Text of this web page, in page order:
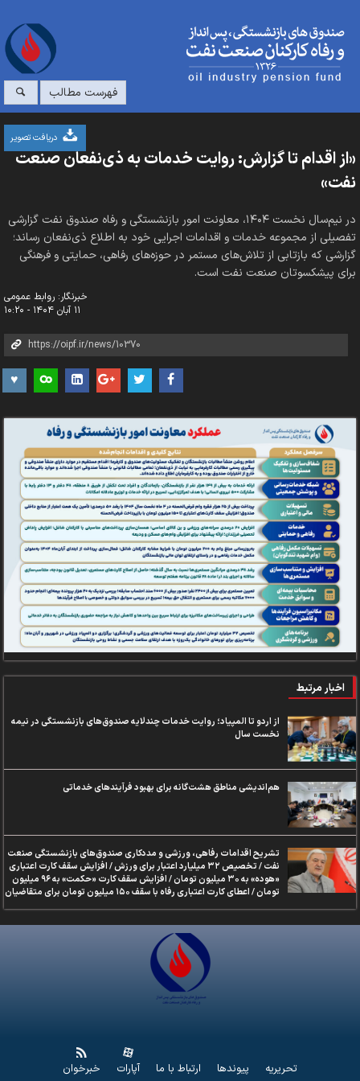
فهرست مطالب
دریافت تصویر
«از اقدام تا گزارش: روایت خدمات به ذی‌نفعان صنعت
نفت»
در نیم‌سال نخست ۱۴۰۴، معاونت امور بازنشستگی و رفاه صندوق نفت گزارشی
تفصیلی از مجموعه خدمات و اقدامات اجرایی خود به اطلاع ذی‌نفعان رساند؛
گزارشی که بازتابی از تلاش‌های مستمر در حوزه‌های رفاهی، حمایتی و فرهنگی
برای پیشکسوتان صنعت نفت است.
خبرنگار: روابط عمومی
۱۱ آبان ۱۴۰۴ - ۱۰:۲۰
اخبار مرتبط
از اردو تا المپیاد؛ روایت خدمات چندلایه صندوق‌های بازنشستگی در نیمه
نخست سال
هم‌اندیشی مناطق هشت‌گانه برای بهبود فرآیندهای خدماتی
تشریح اقدامات رفاهی، ورزشی و مددکاری صندوق‌های بازنشستگی صنعت
نفت / تخصیص ۳۲ میلیارد اعتبار برای ورزش / افزایش سقف کارت اعتباری
«هوده» به ۳۰ میلیون تومان / افزایش سقف کارت «حکمت» به ۹۶ میلیون
تومان / اعطای کارت اعتباری رفاه با سقف ۱۵۰ میلیون تومان برای متقاضیان
تحریریه پیوندها ارتباط با ما آپارات خبرخوان